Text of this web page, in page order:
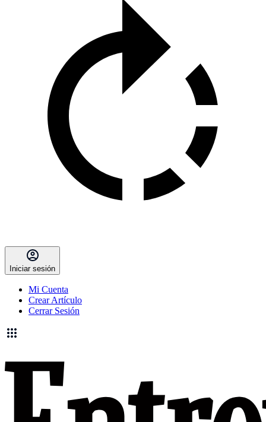
Iniciar sesión
Mi Cuenta
Crear Artículo
Cerrar Sesión